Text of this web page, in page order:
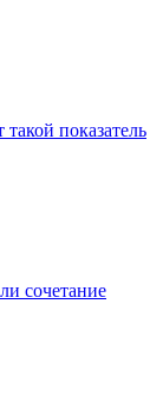
показатель
сочетание